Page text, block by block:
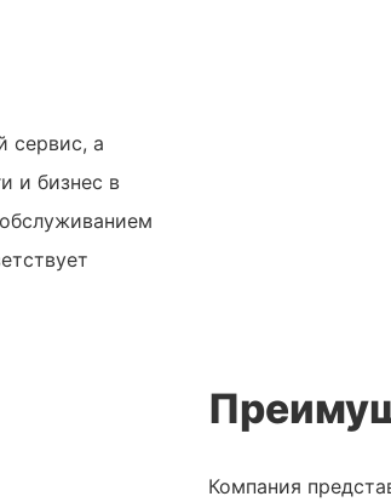
сервис, а
и бизнес в
Компания